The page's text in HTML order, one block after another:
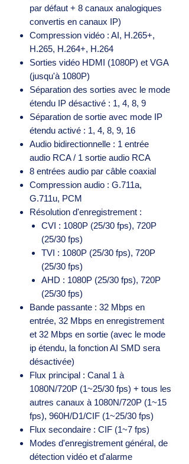
par défaut + 8 canaux analogiques
convertis en canaux IP)
Compression vidéo : AI, H.265+,
H.265, H.264+, H.264
Sorties vidéo HDMI (1080P) et VGA
(jusqu'à 1080P)
Séparation des sorties avec le mode
étendu IP désactivé : 1, 4, 8, 9
Séparation de sortie avec mode IP
étendu activé : 1, 4, 8, 9, 16
Audio bidirectionnelle : 1 entrée
audio RCA / 1 sortie audio RCA
8 entrées audio par câble coaxial
Compression audio : G.711a,
G.711u, PCM
Résolution d'enregistrement :
CVI : 1080P (25/30 fps), 720P
(25/30 fps)
TVI : 1080P (25/30 fps), 720P
(25/30 fps)
AHD : 1080P (25/30 fps), 720P
(25/30 fps)
Bande passante : 32 Mbps en
entrée, 32 Mbps en enregistrement
et 32 Mbps en sortie (avec le mode
ip étendu, la fonction AI SMD sera
désactivée)
Flux principal : Canal 1 à
1080N/720P (1~25/30 fps) + tous les
autres canaux à 1080N/720P (1~15
fps), 960H/D1/CIF (1~25/30 fps)
Flux secondaire : CIF (1~7 fps)
Modes d'enregistrement général, de
détection vidéo et d'alarme